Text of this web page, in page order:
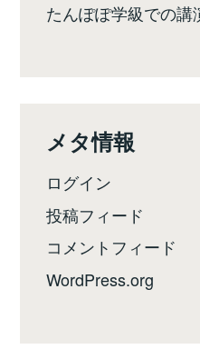
たんぽぽ学級での講
メタ情報
ログイン
投稿フィード
コメントフィード
WordPress.org